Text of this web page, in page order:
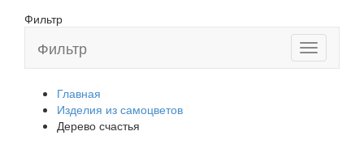
Фильтр
Toggle
navigation
Фильтр
Главная
Изделия из самоцветов
Дерево счастья